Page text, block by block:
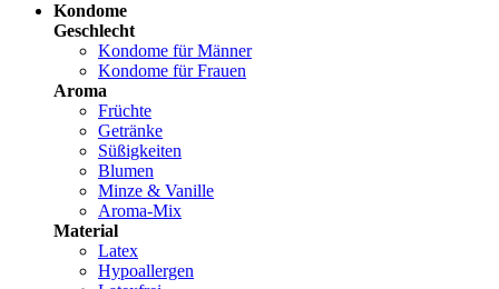
Kondome
Geschlecht
Kondome für Männer
Kondome für Frauen
Aroma
Früchte
Getränke
Süßigkeiten
Blumen
Minze & Vanille
Aroma-Mix
Material
Latex
Hypoallergen